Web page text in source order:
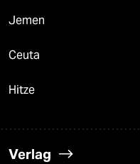
Jemen
Ceuta
Hitze
Verlag